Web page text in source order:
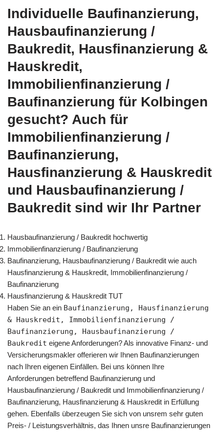
Individuelle Baufinanzierung,
Hausbaufinanzierung /
Baukredit, Hausfinanzierung &
Hauskredit,
Immobilienfinanzierung /
Baufinanzierung für Kolbingen
gesucht? Auch für
Immobilienfinanzierung /
Baufinanzierung,
Hausfinanzierung & Hauskredit
und Hausbaufinanzierung /
Baukredit sind wir Ihr Partner
Hausbaufinanzierung / Baukredit hochwertig
Immobilienfinanzierung / Baufinanzierung
Baufinanzierung, Hausbaufinanzierung / Baukredit wie auch
Hausfinanzierung & Hauskredit, Immobilienfinanzierung /
Baufinanzierung
Hausfinanzierung & Hauskredit TUT
Haben Sie an ein Baufinanzierung, Hausfinanzierung
& Hauskredit, Immobilienfinanzierung /
Baufinanzierung, Hausbaufinanzierung /
Baukredit eigene Anforderungen? Als innovative Finanz- und
Versicherungsmakler offerieren wir Ihnen Baufinanzierungen
nach Ihren eigenen Einfällen. Bei uns können Ihre
Anforderungen betreffend Baufinanzierung und
Hausbaufinanzierung / Baukredit und Immobilienfinanzierung /
Baufinanzierung, Hausfinanzierung & Hauskredit in Erfüllung
gehen. Ebenfalls überzeugen Sie sich von unsrem sehr guten
Preis- / Leistungsverhältnis, das Ihnen unsre Baufinanzierungen